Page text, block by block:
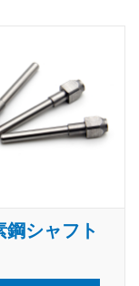
鋼シャフト